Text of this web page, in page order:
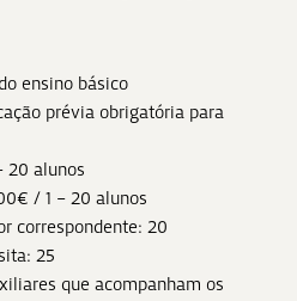
ensino básico
prévia obrigatória para
20 alunos
/ 1 – 20 alunos
correspondente: 20
25
que acompanham os